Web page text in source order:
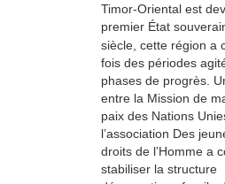
Timor-Oriental est
premier État
siècle, cette région a
fois des périodes
phases de progrès.
entre la Mission de
paix des Nations
l’association Des
droits de l’Homme a
stabiliser la structure